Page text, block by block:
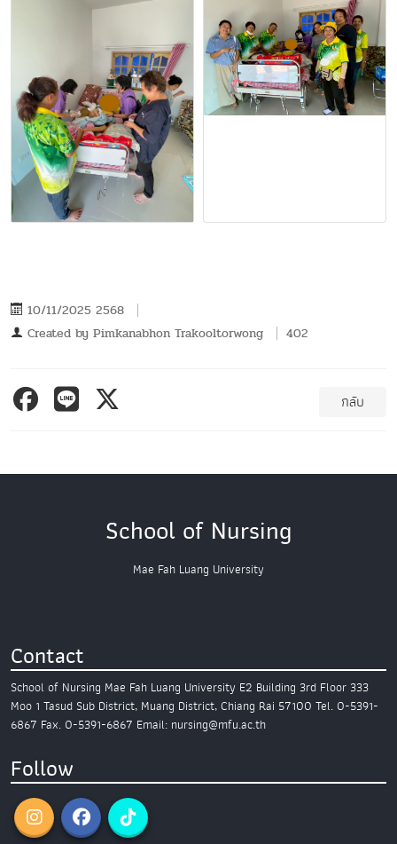
10/11/2025 2568
Created by Pimkanabhon Trakooltorwong 402
กลับ
School of Nursing
Mae Fah Luang University
Contact
School of Nursing Mae Fah Luang University E2 Building 3rd Floor 333
Moo 1 Tasud Sub District, Muang District, Chiang Rai 57100 Tel. 0-5391-
6867 Fax. 0-5391-6867 Email: nursing@mfu.ac.th
Follow